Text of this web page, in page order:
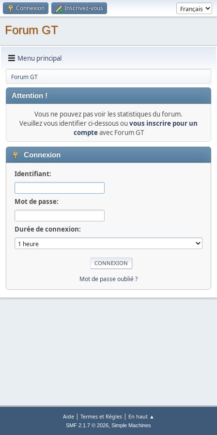
Connexion Inscrivez-vous
Forum GT
Menu principal
Forum GT
Attention !
Vous ne pouvez pas voir les statistiques du forum.
Veuillez vous identifier ci-dessous ou vous inscrire pour un
compteavec Forum GT
Connexion
Identifiant:
Mot de passe:
Durée de connexion:
Mot de passe oublié ?
Aide| Termes et Règles| En haut ▲
SMF 2.1.7 © 2026, Simple Machines